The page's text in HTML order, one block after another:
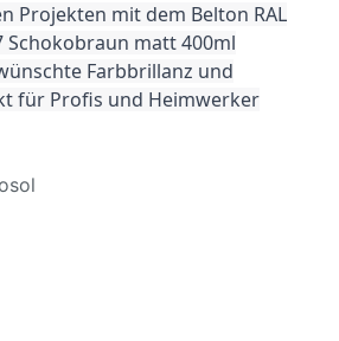
Projekten mit dem Belton RAL
Schokobraun matt 400ml
Farbbrillanz und
für Profis und Heimwerker